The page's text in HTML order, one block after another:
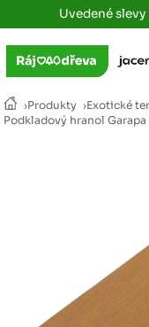
Uvedené
›Produkty ›Exotické
Podkladový hranol